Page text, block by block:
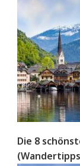
Die 8